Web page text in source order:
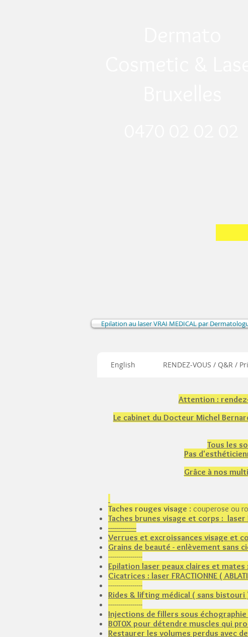
Epilation au laser VRAI MEDICAL par
English RENDEZ-VOUS / Q&R /
Attention :
Le cabinet du Docteur Michel
Tous les
Pas
Grâce à nos
Taches rouges visage : couperose ou
Taches brunes visage et corps : laser
--------------​
Verrues et excroissances visage et
Grains de beauté - enlèvement sans
-----------------
Epilation laser peaux claires et
Cicatrices : laser FRACTIONNE (
-----------------
Rides & lifting médical ( sans bistouri
-----------------
Injections de fillers sous
B0T0X pour détendre muscles qui
Restaurer les volumes perdus avec